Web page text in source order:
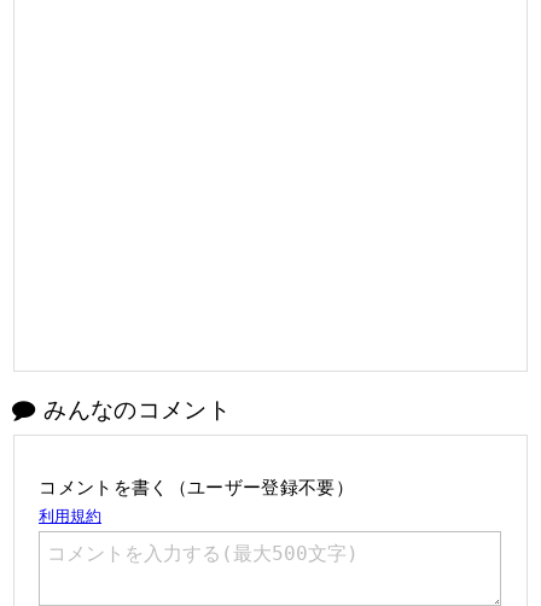
みんなのコメント
コメントを書く（ユーザー登録不要）